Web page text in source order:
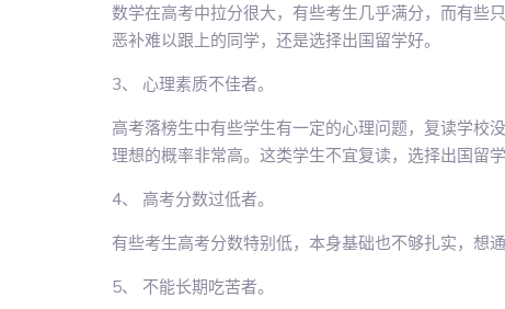
数学在高考中拉分很大，有些考生几乎满分，而有些
恶补难以跟上的同学，还是选择出国留学好。
3、 心理素质不佳者。
高考落榜生中有些学生有一定的心理问题，复读学校
理想的概率非常高。这类学生不宜复读，选择出国留
4、 高考分数过低者。
有些考生高考分数特别低，本身基础也不够扎实，想
5、 不能长期吃苦者。